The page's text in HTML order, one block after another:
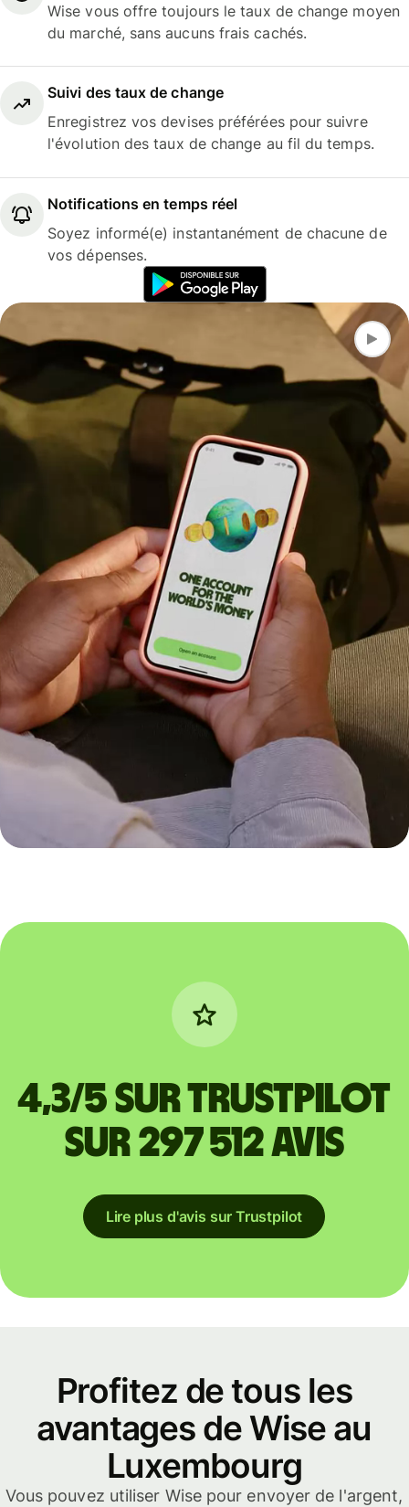
Wise vous offre toujours le taux de change moyen
du marché, sans aucuns frais cachés.
Suivi des taux de change
Enregistrez vos devises préférées pour suivre
l'évolution des taux de change au fil du temps.
Notifications en temps réel
Soyez informé(e) instantanément de chacune de
vos dépenses.
4,3/5 sur Trustpilot
sur 297 512 avis
Lire plus d'avis sur Trustpilot
Profitez de tous les
avantages de Wise au
Luxembourg
Vous pouvez utiliser Wise pour envoyer de l'argent,